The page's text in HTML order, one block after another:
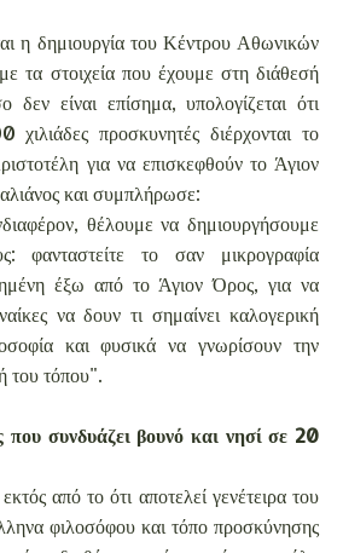
η δημιουργία του Κέντρου Αθωνικών
τα στοιχεία που έχουμε στη διάθεσή
είναι επίσημα, υπολογίζεται ότι
προσκυνητές διέρχονται το
για να επισκεφθούν το Άγιον
και συμπλήρωσε:
θέλουμε να δημιουργήσουμε
φανταστείτε το σαν μικρογραφία
έξω από το Άγιον Όρος, για να
να δουν τι σημαίνει καλογερική
και φυσικά να γνωρίσουν την
του τόπου".
που συνδυάζει βουνό και νησί σε 20
από το ότι αποτελεί γενέτειρα του
φιλοσόφου και τόπο προσκύνησης